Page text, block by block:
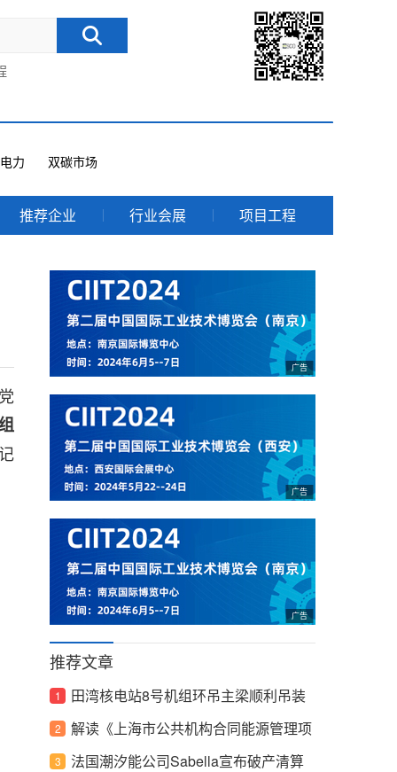
力 双碳市场
推荐企业 行业会展 项目工程
推荐文章
田湾核电站8号机组环吊主梁顺利吊装
就位
解读《上海市公共机构合同能源管理项
目管理办法》
法国潮汐能公司Sabella宣布破产清算